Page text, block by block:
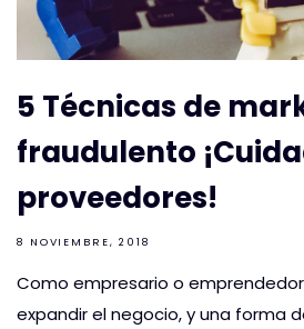
5 Técnicas de
fraudulento
proveedores!
8 NOVIEMBRE, 2018
Como empresario o
expandir el negocio, y una forma